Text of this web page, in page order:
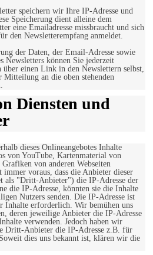
speichern wir Ihre IP-Adresse und
Speicherung dient alleine dem
eine Emailadresse missbraucht und sich
den Newsletterempfang anmeldet.
der Daten, der Email-Adresse sowie
Newsletters können Sie jederzeit
einen Link in den Newslettern selbst,
an die oben stehenden
Diensten und
dieses Onlineangebotes Inhalte
von YouTube, Kartenmaterial von
von anderen Webseiten
immer voraus, dass die Anbieter dieser
als "Dritt-Anbieter") die IP-Adresse der
die IP-Adresse, könnten sie die Inhalte
Nutzers senden. Die IP-Adresse ist
Inhalte erforderlich. Wir bemühen uns
deren jeweilige Anbieter die IP-Adresse
verwenden. Jedoch haben wir
Dritt-Anbieter die IP-Adresse z.B. für
dies uns bekannt ist, klären wir die